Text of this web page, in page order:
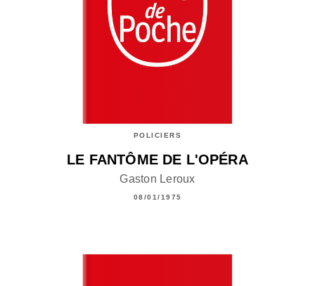
POLICIERS
LE FANTÔME DE L'OPÉRA
Gaston Leroux
08/01/1975